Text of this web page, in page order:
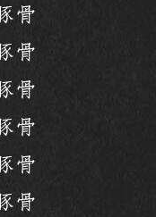
骨
骨
骨
骨
骨
骨